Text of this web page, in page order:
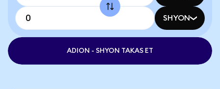
SHYON
ADION - SHYON TAKAS ET